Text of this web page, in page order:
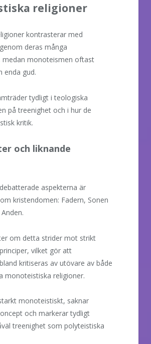
religioner
kontrasterar med
deras många
medan monoteismen oftast
enda gud.
tydligt i teologiska
på treenighet och i hur de
kritik.
och liknande
aspekterna är
kristendomen: Fadern, Sonen
om detta strider mot strikt
vilket gör att
kritiseras av utövare av både
monoteistiska religioner.
monoteistiskt, saknar
och markerar tydligt
treenighet som polyteistiska